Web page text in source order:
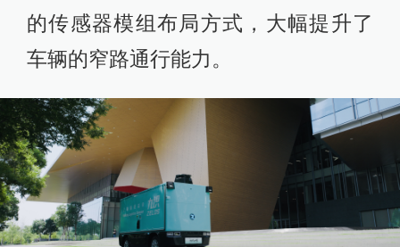
的传感器模组布局方式，大幅提升了
车辆的窄路通行能力。